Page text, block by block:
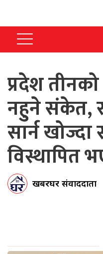
प्रदेश
नहुुने संकेत,
सार्न खोज्दा
विस्थापित
खबरघर संवाददाता